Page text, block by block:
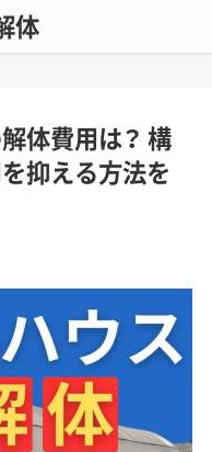
体
体費用は？ 構
抑える方法を